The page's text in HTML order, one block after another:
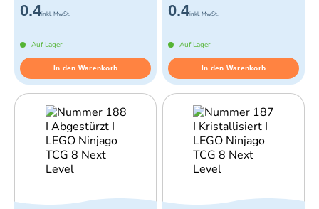
0.4inkl. MwSt.
Auf Lager
In den Warenkorb
0.4inkl. MwSt.
Auf Lager
In den Warenkorb